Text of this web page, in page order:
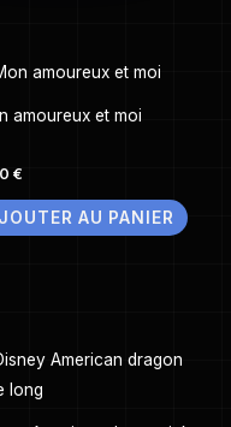
amoureux et moi
€
AU PANIER